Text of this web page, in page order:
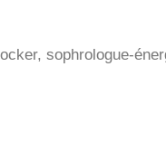
sophrologue-